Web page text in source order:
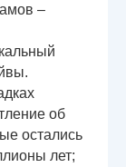
–
об
остались
лет;